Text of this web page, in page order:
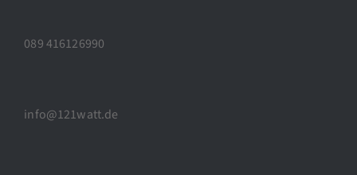
089 416126990
info@121watt.de